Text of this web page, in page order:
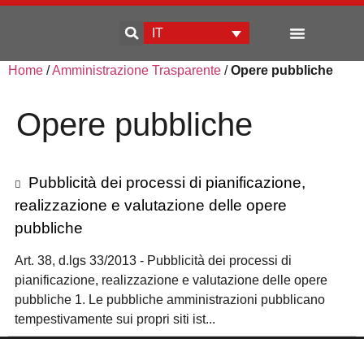
IT
Home /Amministrazione Trasparente /Opere pubbliche
Opere pubbliche
Pubblicità dei processi di pianificazione,
realizzazione e valutazione delle opere
pubbliche
Art. 38, d.lgs 33/2013 - Pubblicità dei processi di
pianificazione, realizzazione e valutazione delle opere
pubbliche 1. Le pubbliche amministrazioni pubblicano
tempestivamente sui propri siti ist...